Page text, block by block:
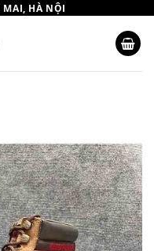
MAI, HÀ NỘI